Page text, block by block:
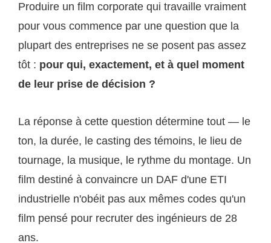
Produire un film corporate qui travaille vraiment
pour vous commence par une question que la
plupart des entreprises ne se posent pas assez
tôt : pour qui, exactement, et à quel moment
de leur prise de décision ?
La réponse à cette question détermine tout — le
ton, la durée, le casting des témoins, le lieu de
tournage, la musique, le rythme du montage. Un
film destiné à convaincre un DAF d'une ETI
industrielle n'obéit pas aux mêmes codes qu'un
film pensé pour recruter des ingénieurs de 28
ans.